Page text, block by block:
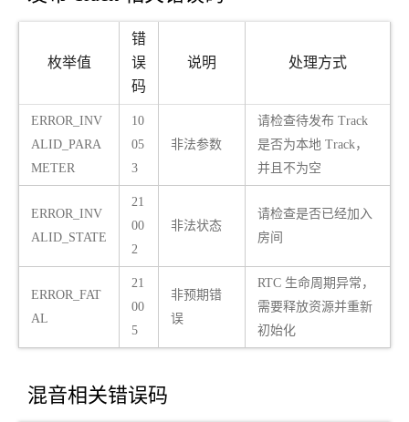
枚举值
错
误
码
说明 处理方式
ERROR_INV
ALID_PARA
METER
10
05
3
非法参数
请检查待发布 Track
是否为本地 Track，
并且不为空
ERROR_INV
ALID_STATE
21
00
2
非法状态
请检查是否已经加入
房间
ERROR_FAT
AL
21
00
5
非预期错
误
RTC 生命周期异常，
需要释放资源并重新
初始化
混音相关错误码